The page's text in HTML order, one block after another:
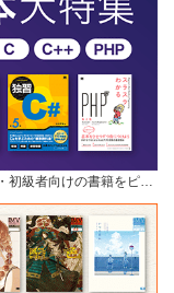
初級者向けの書籍をピ…